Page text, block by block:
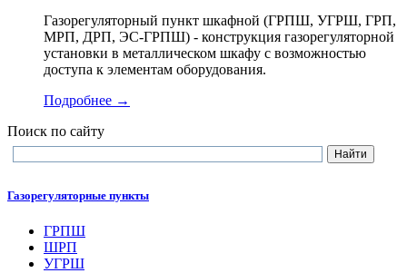
Газорегуляторный пункт шкафной (ГРПШ, УГРШ, ГРП,
МРП, ДРП, ЭС-ГРПШ) - конструкция газорегуляторной
установки в металлическом шкафу с возможностью
доступа к элементам оборудования.
Подробнее →
Поиск по сайту
Газорегуляторные пункты
ГРПШ
ШРП
УГРШ